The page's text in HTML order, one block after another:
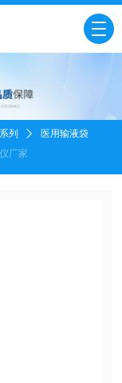
列
医用输液袋
厂家